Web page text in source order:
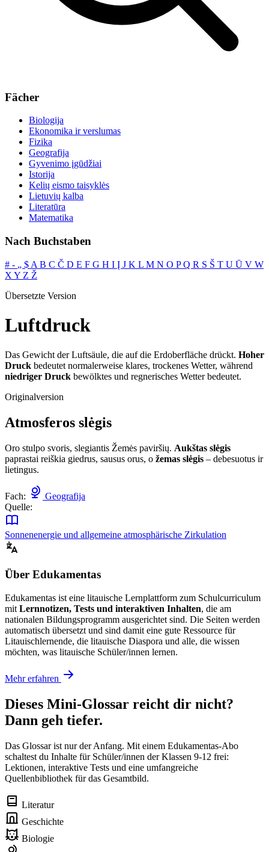
Fächer
Biologija
Ekonomika ir verslumas
Fizika
Geografija
Gyvenimo įgūdžiai
Istorija
Kelių eismo taisyklės
Lietuvių kalba
Literatūra
Matematika
Nach Buchstaben
# ‐ „ $ A B C Č D E F G H I Į J K L M N O PQ R S Š T U Ū V W
X Y Z Ž
Übersetzte Version
Luftdruck
Das Gewicht der Luftsäule, die auf die Erdoberfläche drückt. Hoher
Druck bedeutet normalerweise klares, trockenes Wetter, während
niedriger Druck bewölktes und regnerisches Wetter bedeutet.
Originalversion
Atmosferos slėgis
Oro stulpo svoris, slegiantis Žemės paviršių. Aukštas slėgis
paprastai reiškia giedrus, sausus orus, o žemas slėgis – debesuotus ir
lietingus.
Fach:
Geografija
Quelle:
Sonnenenergie und allgemeine atmosphärische Zirkulation
Über Edukamentas
Edukamentas ist eine litauische Lernplattform zum Schulcurriculum
mit Lernnotizen, Tests und interaktiven Inhalten, die am
nationalen Bildungsprogramm ausgerichtet sind. Die Seiten werden
automatisch übersetzt und sind damit eine gute Ressource für
Litauischlernende, die litauische Diaspora und alle, die wissen
möchten, was litauische Schüler/innen lernen.
Mehr erfahren
Dieses Mini-Glossar reicht dir nicht?
Dann geh tiefer.
Das Glossar ist nur der Anfang. Mit einem Edukamentas-Abo
schaltest du Inhalte für Schüler/innen der Klassen 9-12 frei:
Lektionen, interaktive Tests und eine umfangreiche
Quellenbibliothek für das Gesamtbild.
Literatur
Geschichte
Biologie